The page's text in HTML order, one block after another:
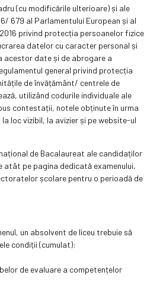
(cu modificările ulterioare) și ale
679 al Parlamentului European și al
privind protecția persoanelor fizice
datelor cu caracter personal și
acestor date și de abrogare a
general privind protecția
de învățământ/ centrele de
utilizând codurile individuale ale
contestații, notele obținute în urma
loc vizibil, la avizier și pe website-ul
de Bacalaureat ale candidaților
atât pe pagina dedicată examenului,
școlare pentru o perioadă de
un absolvent de liceu trebuie să
condiții (cumulat):
de evaluare a competențelor